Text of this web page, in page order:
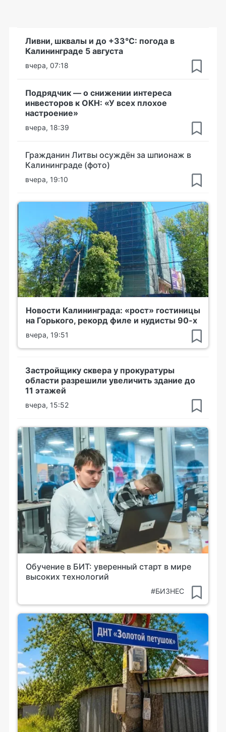
Ливни, шквалы и до +33°С: погода в
Калининграде 5 августа
вчера, 07:18
Подрядчик — о снижении интереса
инвесторов к ОКН: «У всех плохое
настроение»
вчера, 18:39
Гражданин Литвы осуждён за шпионаж в
Калининграде (фото)
вчера, 19:10
Новости Калининграда: «рост» гостиницы
на Горького, рекорд филе и нудисты 90-х
вчера, 19:51
Застройщику сквера у прокуратуры
области разрешили увеличить здание до
11 этажей
вчера, 15:52
Обучение в БИТ: уверенный старт в мире
высоких технологий
#БИЗНЕС